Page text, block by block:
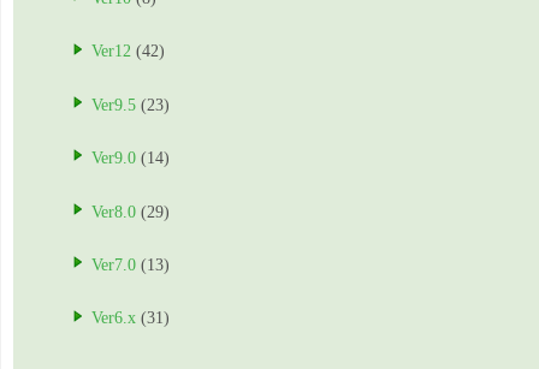
Ver12 (42)
Ver9.5 (23)
Ver9.0 (14)
Ver8.0 (29)
Ver7.0 (13)
Ver6.x (31)